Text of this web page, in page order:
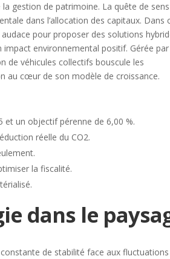
gestion de patrimoine. La quête de sens
dans l’allocation des capitaux. Dans
pour proposer des solutions
environnemental positif. Gérée
de véhicules collectifs bouscule les
au cœur de son modèle de croissance.
et un objectif pérenne de 6,00 %.
réelle du CO2.
la fiscalité.
dans le
de stabilité face aux fluctuations